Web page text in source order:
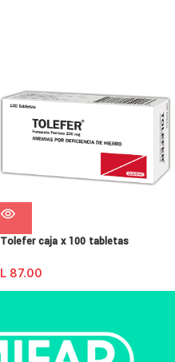
Tolefer caja x 100 tabletas
L 87.00